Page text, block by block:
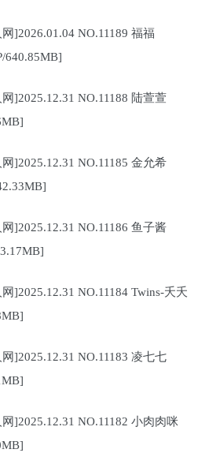
]2026.01.04 NO.11189 福福
640.85MB]
]2025.12.31 NO.11188 陆萱萱
]2025.12.31 NO.11185 金允希
]2025.12.31 NO.11186 鱼子酱
]2025.12.31 NO.11184 Twins-夭夭
]2025.12.31 NO.11183 凌七七
]2025.12.31 NO.11182 小肉肉咪